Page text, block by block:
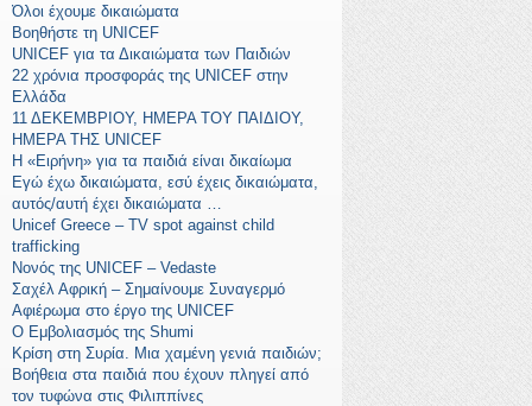
Όλοι έχουμε δικαιώματα
Βοηθήστε τη UNICEF
UNICEF για τα Δικαιώματα των Παιδιών
22 χρόνια προσφοράς της UNICEF στην
Ελλάδα
11 ΔΕΚΕΜΒΡΙΟΥ, ΗΜΕΡΑ ΤΟΥ ΠΑΙΔΙΟΥ,
ΗΜΕΡΑ ΤΗΣ UNICEF
Η «Ειρήνη» για τα παιδιά είναι δικαίωμα
Εγώ έχω δικαιώματα, εσύ έχεις δικαιώματα,
αυτός/αυτή έχει δικαιώματα …
Unicef Greece – TV spot against child
trafficking
Νονός της UNICEF – Vedaste
Σαχέλ Αφρική – Σημαίνουμε Συναγερμό
Αφιέρωμα στο έργο της UNICEF
Ο Εμβολιασμός της Shumi
Κρίση στη Συρία. Μια χαμένη γενιά παιδιών;
Βοήθεια στα παιδιά που έχουν πληγεί από
τον τυφώνα στις Φιλιππίνες